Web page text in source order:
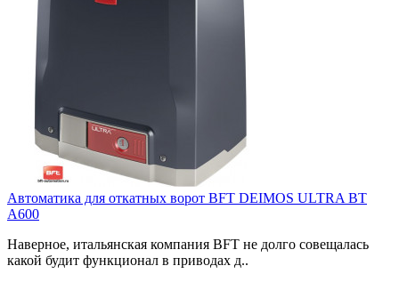
Автоматика для откатных ворот BFT DEIMOS ULTRA BT
A600
Наверное, итальянская компания BFT не долго совещалась
какой будит функционал в приводах д..